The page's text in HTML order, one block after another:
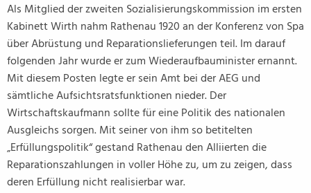
Als Mitglied der zweiten Sozialisierungskommission im ersten
Kabinett Wirth nahm Rathenau 1920 an der Konferenz von Spa
über Abrüstung und Reparationslieferungen teil. Im darauf
folgenden Jahr wurde er zum Wiederaufbauminister ernannt.
Mit diesem Posten legte er sein Amt bei der AEG und
sämtliche Aufsichtsratsfunktionen nieder. Der
Wirtschaftskaufmann sollte für eine Politik des nationalen
Ausgleichs sorgen. Mit seiner von ihm so betitelten
„Erfüllungspolitik“ gestand Rathenau den Alliierten die
Reparationszahlungen in voller Höhe zu, um zu zeigen, dass
deren Erfüllung nicht realisierbar war.